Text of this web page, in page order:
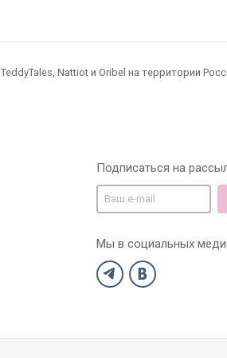
Nattiot и Oribel на территории
Подписаться на
Мы в социальных